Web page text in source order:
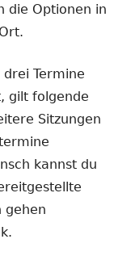
die Optionen in
Termine
gilt folgende
Sitzungen
kannst du
gehen